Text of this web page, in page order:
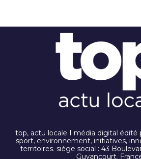
top, actu locale I média digital édité
sport, environnement, initiatives,
territoires. siège social : 43
Guyancourt.